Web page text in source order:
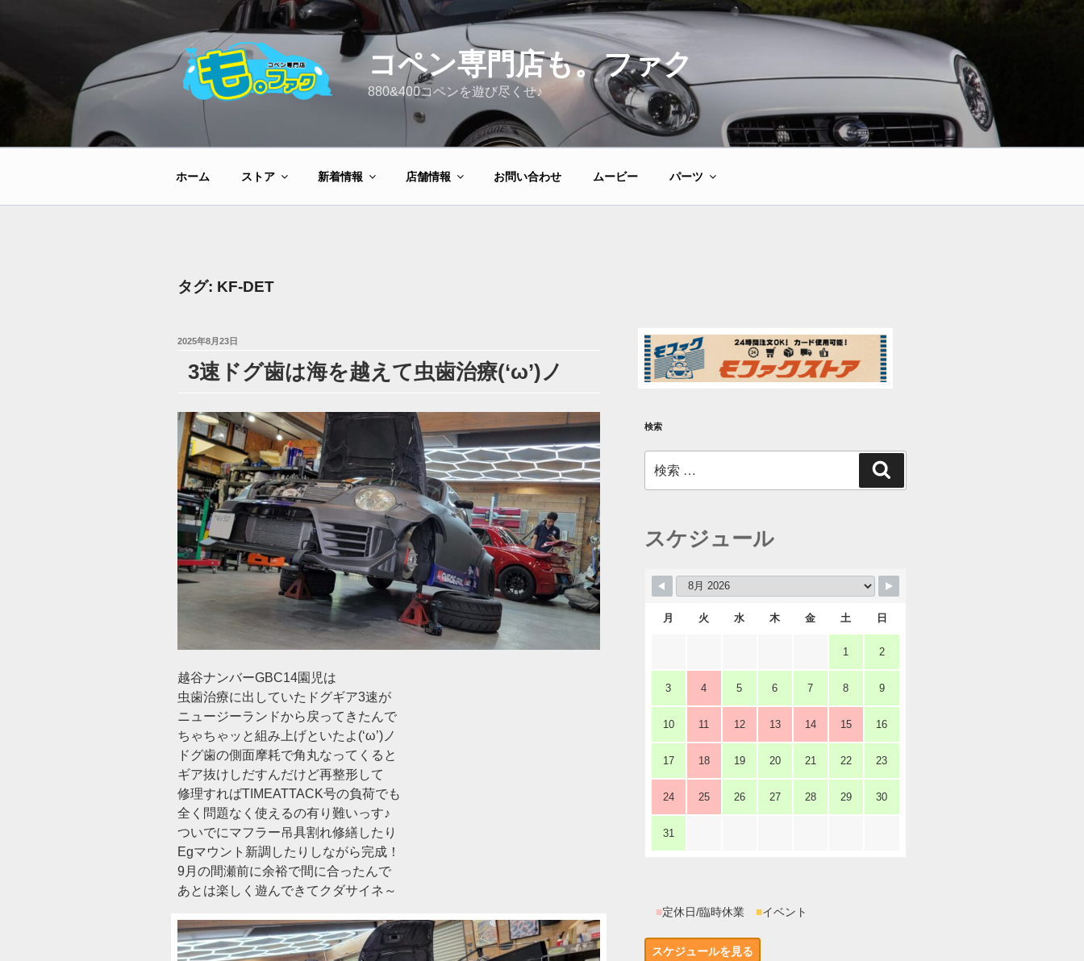
キ
コペン専門店も。ファク
880&400コペンを遊び尽くせ♪
ホーム ストア 新着情報 店舗情報 お問い合わせ ムービー パーツ
タグ: KF-DET
投
2025年8月23日
3速ドグ歯は海を越えて虫歯治療(‘ω’)ノ
越谷ナンバーGBC14園児は
虫歯治療に出していたドグギア3速が
ニュージーランドから戻ってきたんで
ちゃちゃッと組み上げといたよ(‘ω’)ノ
ドグ歯の側面摩耗で角丸なってくると
ギア抜けしだすんだけど再整形して
修理すればTIMEATTACK号の負荷でも
全く問題なく使えるの有り難いっす♪
ついでにマフラー吊具割れ修繕したり
Egマウント新調したりしながら完成！
9月の間瀬前に余裕で間に合ったんで
あとは楽しく遊んできてクダサイネ～
検索
索:
索
スケジュール
月 火 水 木 金 土 日
1 2
3 4 5 6 7 8 9
10 11 12 13 14 15 16
17 18 19 20 21 22 23
24 25 26 27 28 29 30
31
■定休日/臨時休業 ■イベント
スケジュールを見る